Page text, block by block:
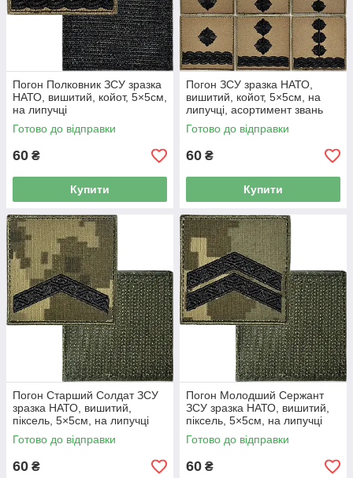
Погон Полковник ЗСУ зразка
НАТО, вишитий, койот, 5×5см,
на липучці
Готово до відправки
60 ₴
Купити
Погон ЗСУ зразка НАТО,
вишитий, койот, 5×5см, на
липучці, асортимент звань
Готово до відправки
60 ₴
Купити
Погон Старший Солдат ЗСУ
зразка НАТО, вишитий,
піксель, 5×5см, на липучці
Готово до відправки
60 ₴
Погон Молодший Сержант
ЗСУ зразка НАТО, вишитий,
піксель, 5×5см, на липучці
Готово до відправки
60 ₴